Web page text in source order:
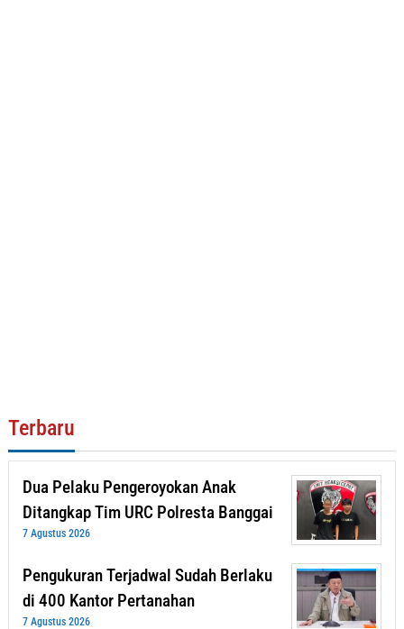
Terbaru
Dua Pelaku Pengeroyokan Anak
Ditangkap Tim URC Polresta Banggai
7 Agustus 2026
Pengukuran Terjadwal Sudah Berlaku
di 400 Kantor Pertanahan
7 Agustus 2026